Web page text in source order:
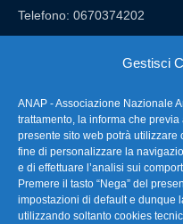
Gestisci
ANAP - Associazione Nazionale
trattamento, la informa che
presente sito web potrà utilizzare
fine di personalizzare la
e di effettuare l’analisi sui
Premere il tasto “Nega” del
impostazioni di default e dunque
utilizzando soltanto cookies
Telefono: 0670374202
FAQ – Domande
La nostra
Link Utili